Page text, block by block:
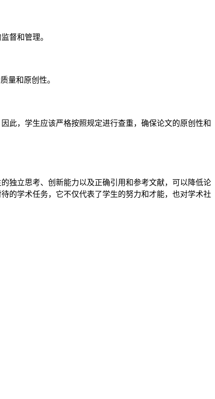
督和管理。
量和原创性。
此，学生应该严格按照规定进行查重，确保论文的原创性和
独立思考、创新能力以及正确引用和参考文献，可以降低论
的学术任务，它不仅代表了学生的努力和才能，也对学术社